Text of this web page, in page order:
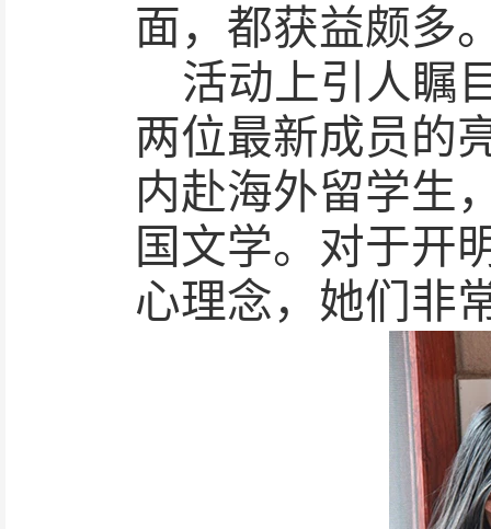
面，都获益颇多
活动上引人瞩
两位最新成员的
内赴海外留学生
国文学。对于开
心理念，她们非